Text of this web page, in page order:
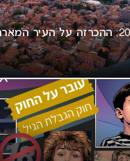
אירוויזיון 2027: ההכרזה על